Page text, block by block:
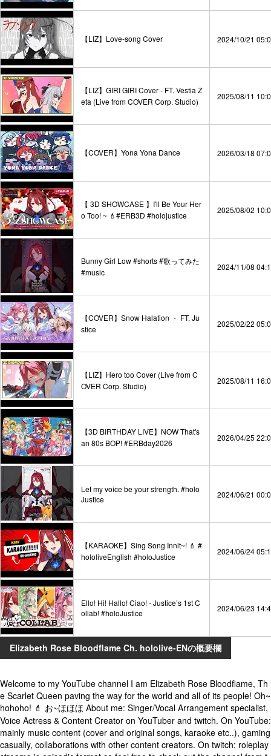
【LIZ】Love-song Cover 2024/10/21
【LIZ】GIRI GIRI Cover - FT. Vestia Z
eta (Live from COVER Corp. Studio)
2025/08/11
【COVER】Yona Yona Dance 2026/03/18
【 3D SHOWCASE 】I'll Be Your Her
o Too! ~ 💄#ERB3D #holojustice
2025/08/02
Bunny Girl Low #shorts #歌ってみた
#music
2024/11/08
【COVER】Snow Halation ・ FT. Ju
stice
2025/02/22
【LIZ】Hero too Cover (Live from C
OVER Corp. Studio)
2025/08/11
【3D BIRTHDAY LIVE】NOW That's
an 80s BOP! #ERBday2026
2026/04/25
Let my voice be your strength. #holo
Justice
2024/06/21
【KARAOKE】Sing Song Innit~! 💄 #
hololiveEnglish #holoJustice
2024/06/24
Ello! Hi! Hallo! Ciao! - Justice’s 1st C
ollab! #holoJustice
2024/06/23
Elizabeth Rose Bloodflame Ch. hololive-ENの概要欄
Welcome to my YouTube channel I am Elizabeth Rose Bloodflame, Th
e Scarlet Queen paving the way for the world and all of its people! Oh~
hohoho! 💄 お~ほほほ About me: Singer/Vocal Arrangement specialist,
Voice Actress & Content Creator on YouTuber and twitch. On YouTube:
mainly music content (cover and original songs, karaoke etc..), gaming
casually, collaborations with other content creators. On twitch: roleplay